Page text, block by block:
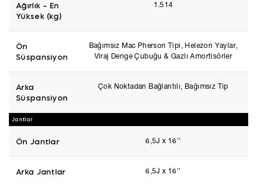
Ağırlık - En
Yüksek (kg)
1.514
Ön
Süspansiyon
Bağımsız Mac Pherson Tipi, Helezon Yaylar,
Viraj Denge Çubuğu & Gazlı Amortisörler
Arka
Süspansiyon
Çok Noktadan Bağlantılı, Bağımsız Tip
Jantlar
Ön Jantlar 6,5J x 16''
Arka Jantlar 6,5J x 16''